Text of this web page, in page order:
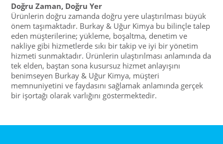
Doğru Zaman, Doğru Yer
Ürünlerin doğru zamanda doğru yere ulaştırılması büyük
önem taşımaktadır. Burkay & Uğur Kimya bu bilinçle talep
eden müşterilerine; yükleme, boşaltma, denetim ve
nakliye gibi hizmetlerde sıkı bir takip ve iyi bir yönetim
hizmeti sunmaktadır. Ürünlerin ulaştırılması anlamında da
tek elden, baştan sona kusursuz hizmet anlayışını
benimseyen Burkay & Uğur Kimya, müşteri
memnuniyetini ve faydasını sağlamak anlamında gerçek
bir işortağı olarak varlığını göstermektedir.